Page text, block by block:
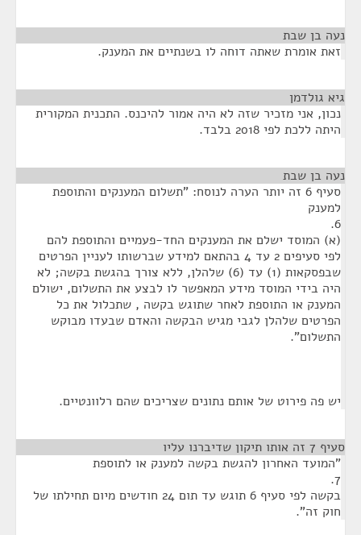
נעה בן שבת
זאת אומרת שאתה דוחה לו בשנתיים את המענק.
גיא גולדמן
נכון, אני מזכיר שזה לא היה אמור להיכנס. התכנית המקורית
היתה ללכת לפי 2018 בלבד.
נעה בן שבת
סעיף 6 זה יותר הערה לנוסח: "תשלום המענקים והתוספת
למענק
6.
(א) המוסד ישלם את המענקים החד-פעמיים והתוספת להם
לפי סעיפים 2 עד 4 בהתאם למידע שברשותו לעניין הפרטים
שבפסקאות (1) עד (6) שלהלן, ללא צורך בהגשת בקשה; לא
היה בידי המוסד מידע המאפשר לו לבצע את התשלום, ישולם
המענק או התוספת לאחר שתוגש בקשה , שתכלול את כל
הפרטים שלהלן לגבי מגיש הבקשה והאדם שבעדו מבוקש
התשלום".
יש פה פירוט של אותם נתונים שצריכים שהם רלוונטיים.
סעיף 7 זה אותו תיקון שדיברנו עליו
"המועד האחרון להגשת בקשה למענק או לתוספת
7.
בקשה לפי סעיף 6 תוגש עד תום 24 חודשים מיום תחילתו של
חוק זה".